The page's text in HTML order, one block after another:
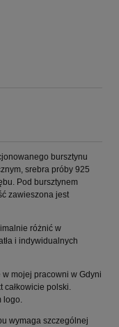
bursztynu
srebra próby 925
Pod bursztynem
zawieszona jest
różnić w
i indywidualnych
mojej pracowni w Gdyni
całkowicie polski.
logo.
wymaga szczególnej